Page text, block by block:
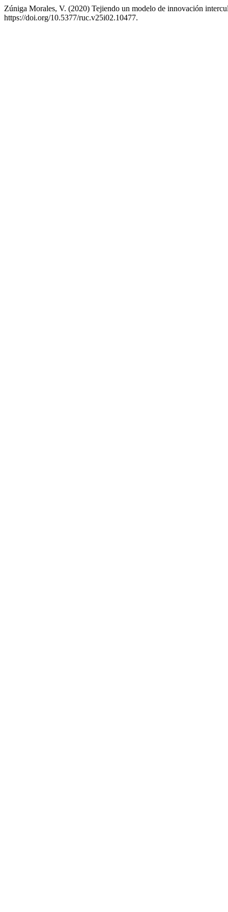
Zúniga Morales, V. (2020) Tejiendo un modelo de innovación
https://doi.org/10.5377/ruc.v25i02.10477.